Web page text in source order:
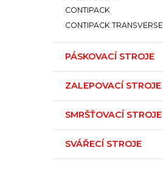
CONTIPACK
CONTIPACK TRANSVERSE
PÁSKOVACÍ STROJE
ZALEPOVACÍ STROJE
SMRŠŤOVACÍ STROJE
SVÁŘECÍ STROJE